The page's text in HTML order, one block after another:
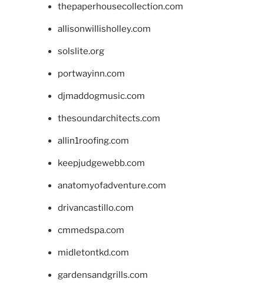
thepaperhousecollection.com
allisonwillisholley.com
solslite.org
portwayinn.com
djmaddogmusic.com
thesoundarchitects.com
allin1roofing.com
keepjudgewebb.com
anatomyofadventure.com
drivancastillo.com
cmmedspa.com
midletontkd.com
gardensandgrills.com